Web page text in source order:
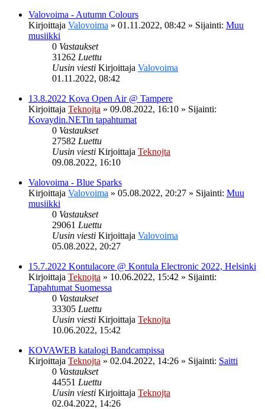
Valovoima - Autumn Colours
Kirjoittaja Valovoima » 01.11.2022, 08:42 » Sijainti: Muu
musiikki
0 Vastaukset
31262 Luettu
Uusin viesti Kirjoittaja Valovoima
01.11.2022, 08:42
13.8.2022 Kova Open Air @ Tampere
Kirjoittaja Teknojta » 09.08.2022, 16:10 » Sijainti:
Kovaydin.NETin tapahtumat
0 Vastaukset
27582 Luettu
Uusin viesti Kirjoittaja Teknojta
09.08.2022, 16:10
Valovoima - Blue Sparks
Kirjoittaja Valovoima » 05.08.2022, 20:27 » Sijainti: Muu
musiikki
0 Vastaukset
29061 Luettu
Uusin viesti Kirjoittaja Valovoima
05.08.2022, 20:27
15.7.2022 Kontulacore @ Kontula Electronic 2022, Helsinki
Kirjoittaja Teknojta » 10.06.2022, 15:42 » Sijainti:
Tapahtumat Suomessa
0 Vastaukset
33305 Luettu
Uusin viesti Kirjoittaja Teknojta
10.06.2022, 15:42
KOVAWEB katalogi Bandcampissa
Kirjoittaja Teknojta » 02.04.2022, 14:26 » Sijainti: Saitti
0 Vastaukset
44551 Luettu
Uusin viesti Kirjoittaja Teknojta
02.04.2022, 14:26